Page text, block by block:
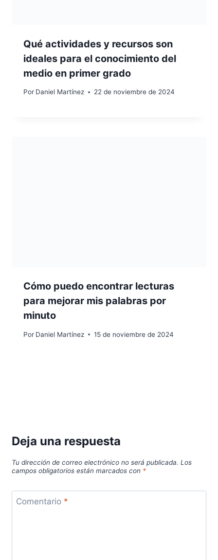
Qué actividades y recursos son
ideales para el conocimiento del
medio en primer grado
Por Daniel Martínez 22 de noviembre de 2024
Cómo puedo encontrar lecturas
para mejorar mis palabras por
minuto
Por Daniel Martínez 15 de noviembre de 2024
Deja una respuesta
Tu dirección de correo electrónico no será publicada. Los
campos obligatorios están marcados con *
Comentario *